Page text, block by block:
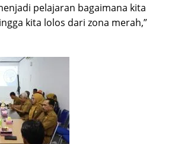
pelajaran bagaimana kita
kita lolos dari zona merah,”